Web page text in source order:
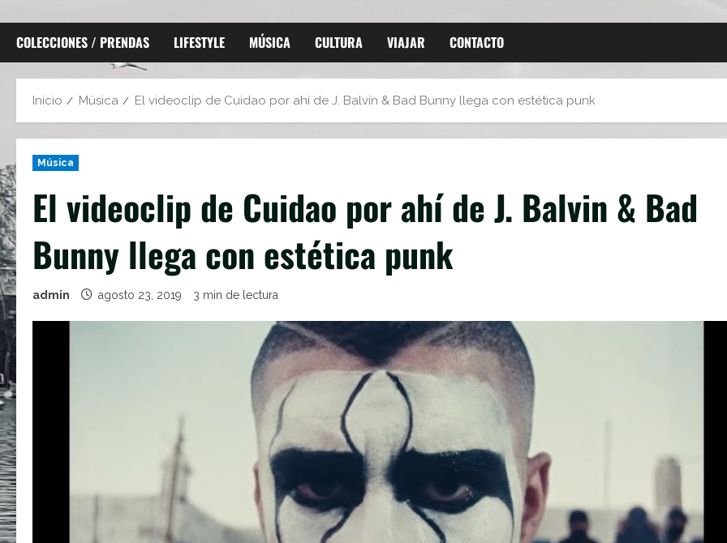
COLECCIONES / PRENDAS LIFESTYLE MÚSICA CULTURA VIAJAR CONTACTO
Inicio Música El videoclip de Cuidao por ahí de J. Balvin & Bad Bunny llega con estética punk
Música
El videoclip de Cuidao por ahí de J. Balvin & Bad
Bunny llega con estética punk
admin agosto 23, 2019 3 min de lectura